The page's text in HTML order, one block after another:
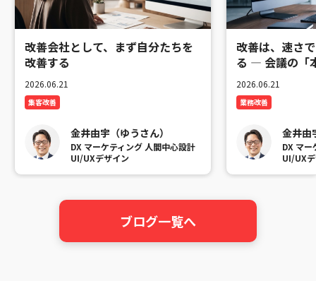
改善会社として、まず自分たちを
改善する
2026.06.21
集客改善
金井由宇（ゆうさん）
DX マーケティング 人間中心設計
UI/UXデザイン
改善は、速さ
る ― 会議の「
2026.06.21
業務改善
金井由
DX マー
UI/UX
ブログ一覧へ